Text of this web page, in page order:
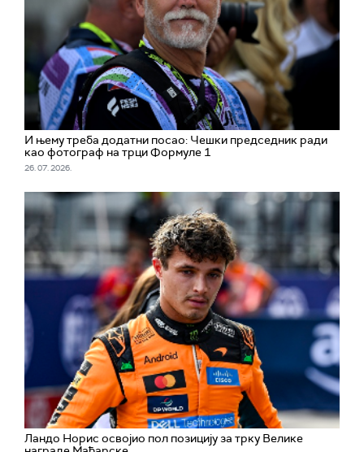
И њему треба додатни посао: Чешки председник ради
као фотограф на трци Формуле 1
26. 07. 2026.
Ландо Норис освојио пол позицију за трку Велике